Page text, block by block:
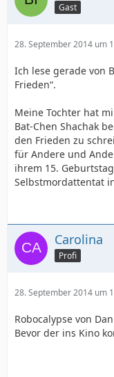
Gast
28. September 2014 um
Ich lese gerade von
Frieden“.
Meine Tochter hat
Bat-Chen Shachak
den Frieden zu
für Andere und
ihrem 15.
Selbstmordattentat
Carolina
Profi
28. September 2014 um
Robocalypse von
Bevor der ins Kino